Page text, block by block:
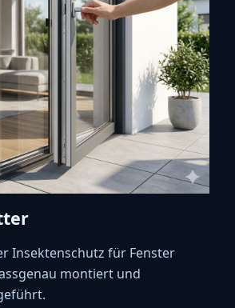
Insektenschutz für Fenster
montiert und